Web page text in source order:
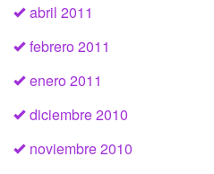
abril 2011
febrero 2011
enero 2011
diciembre 2010
noviembre 2010